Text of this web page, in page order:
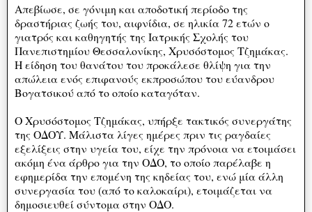
Aπεβίωσε, σε γόνιμη και αποδοτική περίοδο της
δραστήριας ζωής του, αιφνίδια, σε ηλικία 72 ετών ο
γιατρός και καθηγητής της Ιατρικής Σχολής του
Πανεπιστημίου Θεσσαλονίκης, Χρυσόστομος Τζημάκας.
Η είδηση του θανάτου του προκάλεσε θλίψη για την
απώλεια ενός επιφανούς εκπροσώπου του εύανδρου
Βογατσικού από το οποίο καταγόταν.
Ο Χρυσόστομος Τζημάκας, υπήρξε τακτικός συνεργάτης
της ΟΔΟΥ. Μάλιστα λίγες ημέρες πριν τις ραγδαίες
εξελίξεις στην υγεία του, είχε την πρόνοια να ετοιμάσει
ακόμη ένα άρθρο για την ΟΔΟ, το οποίο παρέλαβε η
εφημερίδα την επομένη της κηδείας του, ενώ μία άλλη
συνεργασία του (από το καλοκαίρι), ετοιμάζεται να
δημοσιευθεί σύντομα στην ΟΔΟ.